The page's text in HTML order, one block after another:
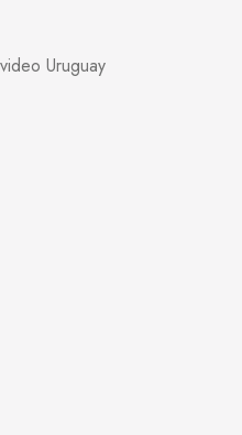
Uruguay